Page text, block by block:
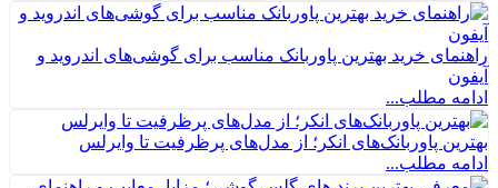
راهنمای خرید بهترین پاوربانک مناسب برای گوشی‌های اندروید و
آیفون
ادامه مطلب...
بهترین پاوربانک‌های انکر؛ از مدل‌های پرظرفیت تا وایرلس
ادامه مطلب...